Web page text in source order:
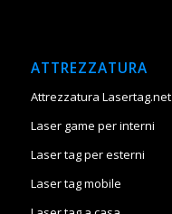
ATTREZZATURA
Attrezzatura Lasertag.net
Laser game per interni
Laser tag per esterni
Laser tag mobile